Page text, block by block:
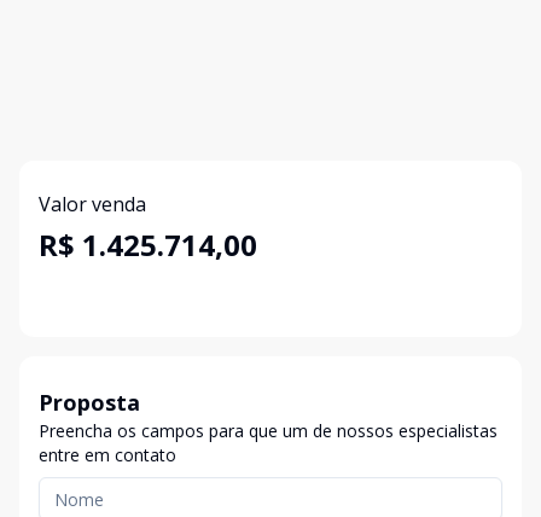
Valor venda
R$ 1.425.714,00
Proposta
Preencha os campos para que um de nossos especialistas
entre em contato